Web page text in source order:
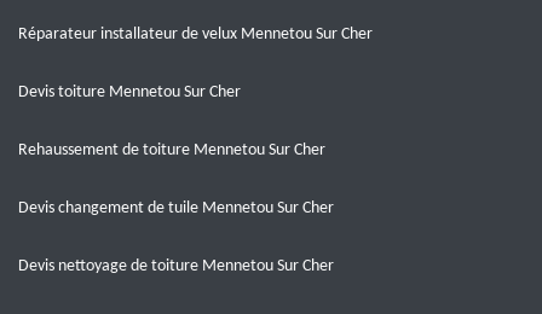
Réparateur installateur de velux Mennetou Sur Cher
Devis toiture Mennetou Sur Cher
Rehaussement de toiture Mennetou Sur Cher
Devis changement de tuile Mennetou Sur Cher
Devis nettoyage de toiture Mennetou Sur Cher